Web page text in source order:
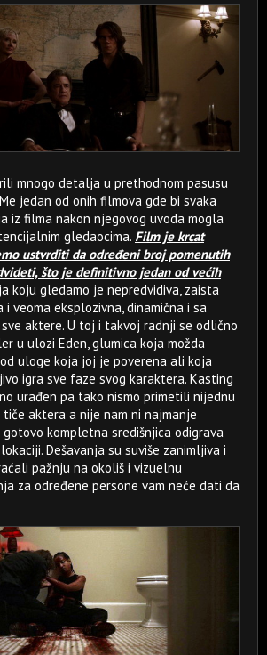
mnogo detalja u prethodnom pasusu
jedan od onih filmova gde bi svaka
iz filma nakon njegovog uvoda mogla
gledaocima. Film je krcat
ustvrditi da određeni broj pomenutih
što je definitivno jedan od većih
koju gledamo je nepredvidiva, zaista
i veoma eksplozivna, dinamična i sa
aktere. U toj i takvoj radnji se odlično
u ulozi Eden, glumica koja možda
uloge koja joj je poverena ali koja
igra sve faze svog karaktera. Kasting
urađen pa tako nismo primetili nijednu
aktera a nije nam ni najmanje
kompletna središnjica odigrava
Dešavanja su suviše zanimljiva i
pažnju na okoliš i vizuelnu
za određene persone vam neće dati da